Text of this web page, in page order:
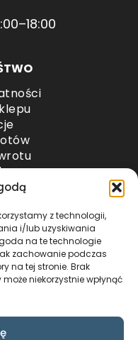
z technologii,
i/lub uzyskiwania
na te technologie
zachowanie podczas
na tej stronie. Brak
niekorzystnie wpłynąć
umowy
paletowe